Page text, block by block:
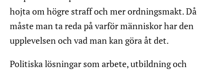
hojta om högre straff och mer ordningsmakt. Då
måste man ta reda på varför människor har den
upplevelsen och vad man kan göra åt det.
Politiska lösningar som arbete, utbildning och